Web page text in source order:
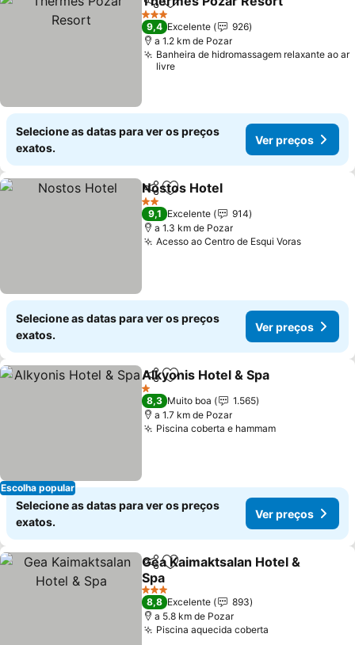
PartilharAdicionar aos favoritos
3 Estrelas
9,4 Excelente
926
a 1.2 km de Pozar
Banheira de hidromassagem relaxante ao ar
livre
Selecione as datas para ver os preços
exatos.
Ver preços
PartilharAdicionar aos favoritos
Nostos Hotel
2 Estrelas
9,1 Excelente
914
a 1.3 km de Pozar
Acesso ao Centro de Esqui VorasVer
Selecione as datas para ver os preços
exatos.
Ver preços
Escolha popular
PartilharAdicionar aos favoritos
Alkyonis Hotel & Spa
1 Estrelas
8,3 Muito boa
1.565
a 1.7 km de Pozar
Piscina coberta e hammamVer preços
Selecione as datas para ver os preços
exatos.
Ver preços
PartilharAdicionar aos favoritos
Gea Kaimaktsalan Hotel &
Spa
Ver preços
3 Estrelas
8,8 Excelente
893
a 5.8 km de Pozar
Piscina aquecida coberta